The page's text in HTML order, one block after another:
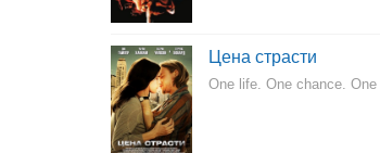
Цена страсти
One life. One chance. One